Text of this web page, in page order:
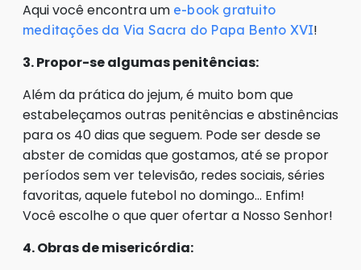
Aqui você encontra um e-book gratuito
meditações da Via Sacra do Papa Bento XVI!
3. Propor-se algumas penitências:
Além da prática do jejum, é muito bom que
estabeleçamos outras penitências e abstinências
para os 40 dias que seguem. Pode ser desde se
abster de comidas que gostamos, até se propor
períodos sem ver televisão, redes sociais, séries
favoritas, aquele futebol no domingo… Enfim!
Você escolhe o que quer ofertar a Nosso Senhor!
4. Obras de misericórdia: